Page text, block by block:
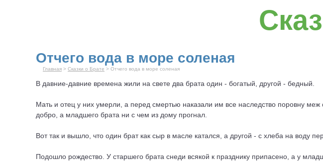
Отчего вода в море соленая
Главная > Сказки о Брате > Отчего вода в море соленая
В давние-давние времена жили на свете два брата один - богатый, другой - бедный.
Мать и отец у них умерли, а перед смертью наказали им все наследство поровну
добро, а младшего брата ни с чем из дому прогнал.
Вот так и вышло, что один брат как сыр в масле катался, а другой - с хлеба на воду
Подошло рождество. У старшего брата снеди всякой к празднику припасено, а у